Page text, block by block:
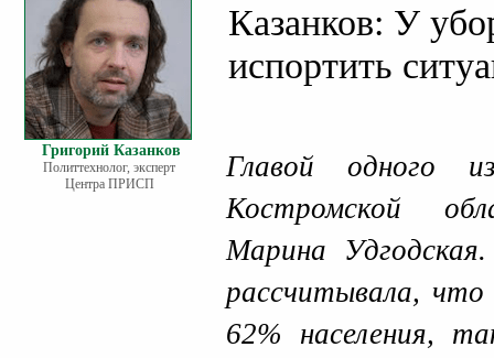
Григорий Казанков
Политтехнолог, эксперт
Центра ПРИСП
Казанков: У
испортить
Главой одного
Костромской
Марина
рассчитывала, что
62% населения,